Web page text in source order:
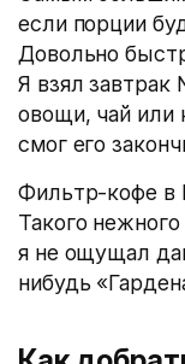
если порции
Довольно
Я взял
овощи, чай или
смог его
Фильтр-кофе в
Такого
я не ощущал
нибудь